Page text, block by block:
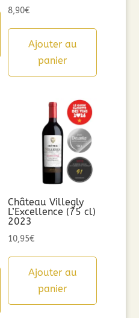
8,90€
Ajouter au
panier
Château Villegly
L’Excellence (75 cl)
2023
10,95€
Ajouter au
panier